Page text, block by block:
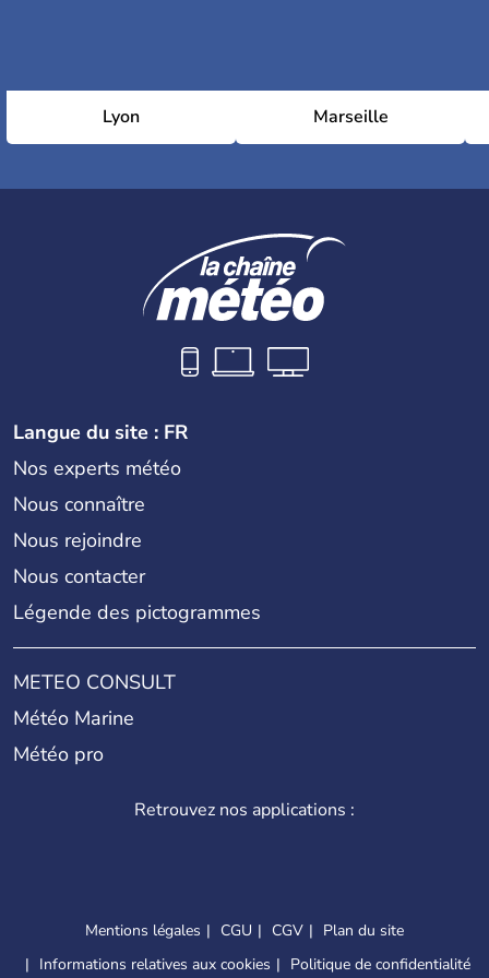
Lyon Marseille
Langue du site : FR
Nos experts météo
Nous connaître
Nous rejoindre
Nous contacter
Légende des pictogrammes
METEO CONSULT
Météo Marine
Météo pro
Retrouvez nos applications :
Mentions légales CGU CGV
Plan du site
Informations relatives aux cookies
Politique de confidentialité